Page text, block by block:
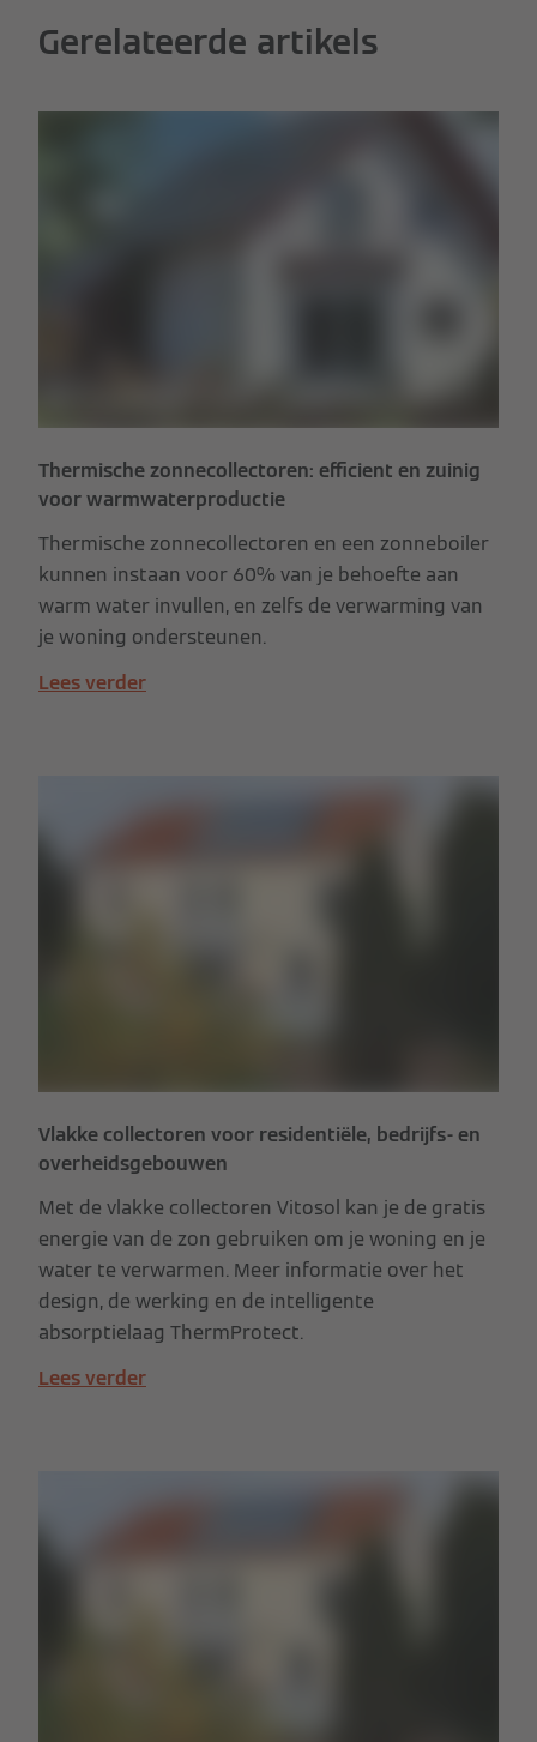
Gerelateerde artikels
Thermische zonnecollectoren: efficient en zuinig
voor warmwaterproductie
Thermische zonnecollectoren en een zonneboiler
kunnen instaan voor 60% van je behoefte aan
warm water invullen, en zelfs de verwarming van
je woning ondersteunen.
Lees verder
Vlakke collectoren voor residentiële, bedrijfs- en
overheidsgebouwen
Met de vlakke collectoren Vitosol kan je de gratis
energie van de zon gebruiken om je woning en je
water te verwarmen. Meer informatie over het
design, de werking en de intelligente
absorptielaag ThermProtect.
Lees verder